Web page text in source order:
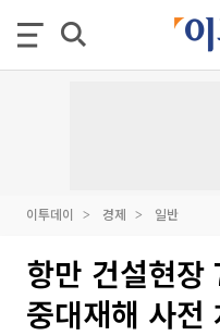
이투데이 경제 일반
항만 건설현
중대재해 사전